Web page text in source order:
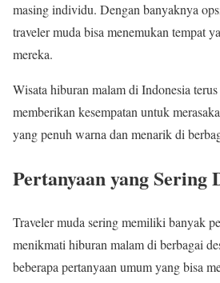
masing individu. Dengan banyaknya
traveler muda bisa menemukan tempat
mereka.
Wisata hiburan malam di Indonesia
memberikan kesempatan untuk
yang penuh warna dan menarik di
Pertanyaan yang Sering
Traveler muda sering memiliki banyak
menikmati hiburan malam di berbagai
beberapa pertanyaan umum yang bisa